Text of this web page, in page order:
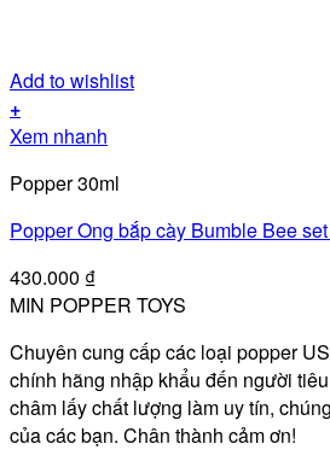
Add to wishlist
+
Xem nhanh
Popper 30ml
Popper Ong bắp cày Bumble Bee
430.000 ₫
MIN POPPER TOYS
Chuyên cung cấp các loại popper
chính hãng nhập khẩu đến người
châm lấy chất lượng làm uy tín,
của các bạn. Chân thành cảm ơn!